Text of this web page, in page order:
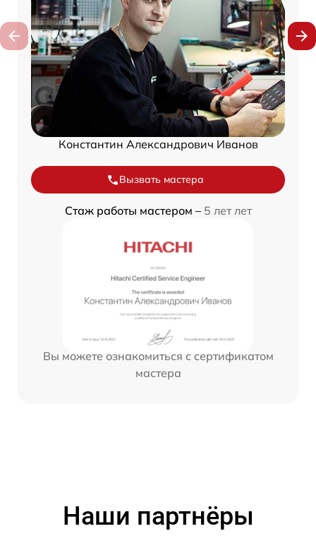
Константин Александрович Иванов
Вызвать мастера
Стаж работы мастером – 5 лет лет
Вы можете ознакомиться с сертификатом
мастера
Наши партнёры